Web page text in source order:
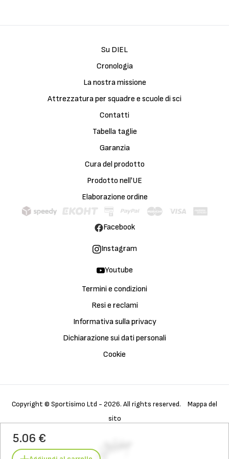
5.06 €
Su DIEL
Cronologia
La nostra missione
Attrezzatura per squadre e scuole di sci
Contatti
Tabella taglie
Garanzia
Cura del prodotto
Prodotto nell'UE
Elaborazione ordine
Termini e condizioni
Resi e reclami
Informativa sulla privacy
Dichiarazione sui dati personali
Cookie
Facebook
Instagram
Youtube
Copyright © Sportisimo Ltd - 2026. All rights reserved.
Mappa del
sito